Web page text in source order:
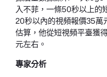
入不菲，一條50秒以上的
20秒以內的視頻報價35萬
估算，他從短視頻平臺獲
元左右。
專家分析